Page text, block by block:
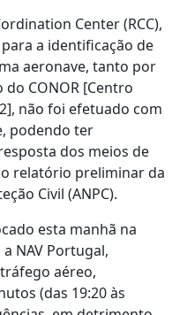
Center (RCC),
a identificação de
aeronave, tanto por
CONOR [Centro
não foi efetuado com
podendo ter
dos meios de
relatório preliminar da
Civil (ANPC).
esta manhã na
NAV Portugal,
aéreo,
(das 19:20 às